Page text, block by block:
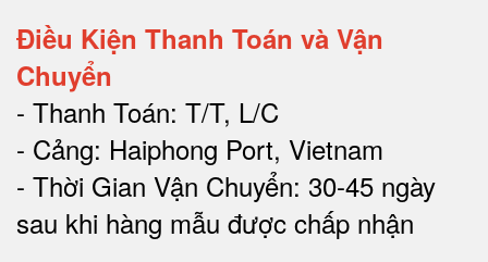
Điều Kiện Thanh Toán và Vận
Chuyển
- Thanh Toán: T/T, L/C
- Cảng: Haiphong Port, Vietnam
- Thời Gian Vận Chuyển: 30-45 ngày
sau khi hàng mẫu được chấp nhận